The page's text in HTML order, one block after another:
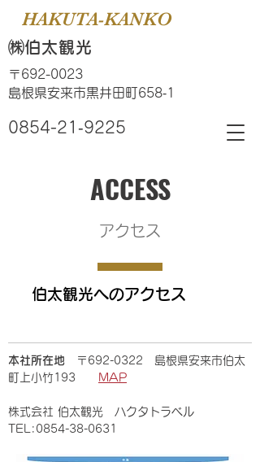
〒692-0023
​島根県安来市黒井田町658‐1
0854-21‐9225
HAKUTA-KANKO
​㈱伯太観光​
​ACCESS
​アクセス
​ 伯太観光へのアクセス
本社所在地 〒692-0322 島根県安来市伯太
町上小竹193
MAP
株式会社 伯太観光 ハクタトラベル
TEL: 0854-38-0631